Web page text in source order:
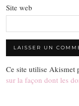
Site web
Ce site utilise Akismet
sur la façon dont les